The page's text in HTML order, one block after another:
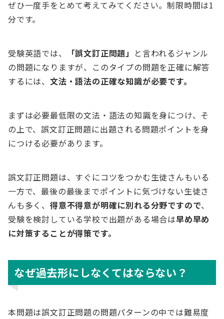
ぜひ一度手をとめて考えてみてください。制限時間は1
分です。
受験英語では、 「誤文訂正問題」 と言われるジャンル
の問題になりますが、このタイプの問題を正確に解答
するには、 文法・語法の正確な知識が必要です。
まずは必要最低限の文法・語法の知識を身につけ、そ
の上で、誤文訂正問題に出題される問題ポイントを身
につける必要があります。
誤文訂正問題は、すぐにコツをつかむ生徒さんもいる
一方で、最後の最後までポイントに気づけない生徒さ
んも多く、 得意不得意が明確に別れる分野ですので、
受験を検討している学校で出題がある場合は早め早め
に対策することが得策です。
なぜ過去形にしなくてはならない？
本問題は誤文訂正問題の問題パターンの中では難易度